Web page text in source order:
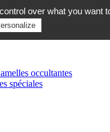
occultantes
spéciales
over what you want